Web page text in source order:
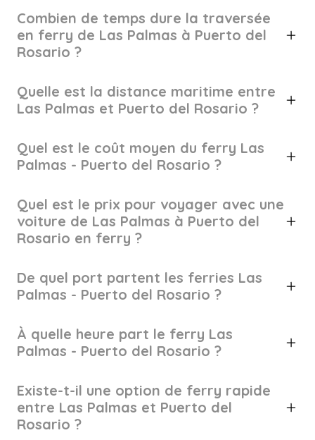
Combien de temps dure la traversée
en ferry de Las Palmas à Puerto del
Rosario ?
Quelle est la distance maritime entre
Las Palmas et Puerto del Rosario ?
Quel est le coût moyen du ferry Las
Palmas - Puerto del Rosario ?
Quel est le prix pour voyager avec une
voiture de Las Palmas à Puerto del
Rosario en ferry ?
De quel port partent les ferries Las
Palmas - Puerto del Rosario ?
À quelle heure part le ferry Las
Palmas - Puerto del Rosario ?
Existe-t-il une option de ferry rapide
entre Las Palmas et Puerto del
Rosario ?